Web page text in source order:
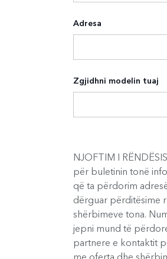
Adresa
Zgjidhni modelin tuaj
NJOFTIM I
për buletinin tonë
që ta përdorim
dërguar përditësime
shërbimeve tona.
jepni mund të
partnere e kontaktit
me oferta dhe